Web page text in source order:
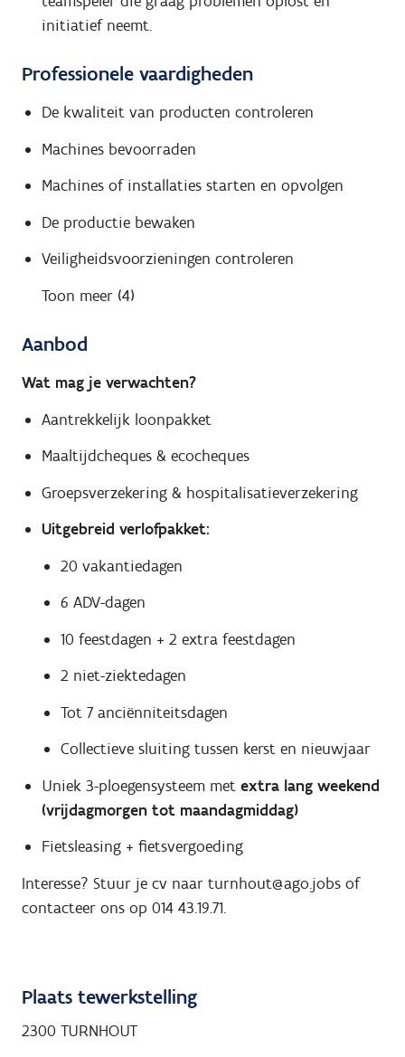
initiatief neemt.
Professionele vaardigheden
De kwaliteit van producten controleren
Machines bevoorraden
Machines of installaties starten en opvolgen
De productie bewaken
Veiligheidsvoorzieningen controleren
Toon meer (4)
Aanbod
Wat mag je verwachten?
Aantrekkelijk loonpakket
Maaltijdcheques & ecocheques
Groepsverzekering & hospitalisatieverzekering
Uitgebreid verlofpakket:
20 vakantiedagen
6 ADV-dagen
10 feestdagen + 2 extra feestdagen
2 niet-ziektedagen
Tot 7 anciënniteitsdagen
Collectieve sluiting tussen kerst en nieuwjaar
Uniek 3-ploegensysteem met extra lang weekend
(vrijdagmorgen tot maandagmiddag)
Fietsleasing + fietsvergoeding
Interesse? Stuur je cv naar turnhout@ago.jobs of
contacteer ons op 014 43.19.71.
Plaats tewerkstelling
2300 TURNHOUT